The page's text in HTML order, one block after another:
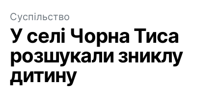
Суспільство
У селі Чорна Тиса
розшукали зниклу
дитину